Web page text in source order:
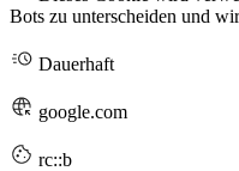
Bots zu unterscheiden und
Dauerhaft
google.com
rc::b